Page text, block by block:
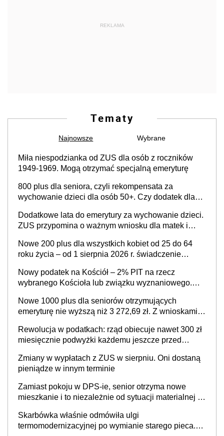
REKLAMA
Tematy
Najnowsze Wybrane
Miła niespodzianka od ZUS dla osób z roczników
1949-1969. Mogą otrzymać specjalną emeryturę
800 plus dla seniora, czyli rekompensata za
wychowanie dzieci dla osób 50+. Czy dodatek dla
Dodatkowe lata do emerytury za wychowanie dzieci.
ZUS przypomina o ważnym wniosku dla matek i
Nowe 200 plus dla wszystkich kobiet od 25 do 64
roku życia – od 1 sierpnia 2026 r. świadczenie
Nowy podatek na Kościół – 2% PIT na rzecz
wybranego Kościoła lub związku wyznaniowego.
finansowania
Nowe 1000 plus dla seniorów otrzymujących
emeryturę nie wyższą niż 3 272,69 zł. Z wnioskami
nie otrzymają
Rewolucja w podatkach: rząd obiecuje nawet 300 zł
miesięcznie podwyżki każdemu jeszcze przed
Zmiany w wypłatach z ZUS w sierpniu. Oni dostaną
pieniądze w innym terminie
Zamiast pokoju w DPS-ie, senior otrzyma nowe
mieszkanie i to niezależnie od sytuacji materialnej –
roku życia
Skarbówka właśnie odmówiła ulgi
termomodernizacyjnej po wymianie starego pieca.